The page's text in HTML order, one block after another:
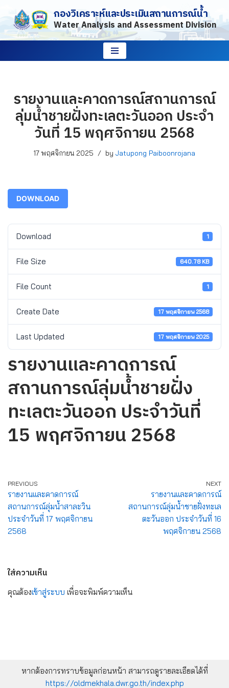
Skip
to
กองวิเคราะห์และประเมินสถานการณ์น้ำ
Water Analysis and Assessment Division
รายงานและคาดการณ์สถานการณ์
ลุ่มน้ำชายฝั่งทะเลตะวันออก ประจำ
วันที่ 15 พฤศจิกายน 2568
17 พฤศจิกายน 2025 by Jatupong Paiboonrojana
DOWNLOAD
Download 1
File Size 640.78 KB
File Count 1
Create Date 17 พฤศจิกายน 2568
Last Updated 17 พฤศจิกายน 2025
รายงานและคาดการณ์
สถานการณ์ลุ่มน้ำชายฝั่ง
ทะเลตะวันออก ประจำวันที่
15 พฤศจิกายน 2568
PREVIOUS
รายงานและคาดการณ์
สถานการณ์ลุ่มน้ำสาละวิน
ประจำวันที่ 17 พฤศจิกายน
2568
NEXT
รายงานและคาดการณ์
สถานการณ์ลุ่มน้ำชายฝั่งทะเล
ตะวันออก ประจำวันที่ 16
พฤศจิกายน 2568
ใส่ความเห็น
คุณต้องเข้าสู่ระบบ เพื่อจะพิมพ์ความเห็น
หากต้องการทราบข้อมูลก่อนหน้า สามารถดูรายละเอียดได้ที่
https://oldmekhala.dwr.go.th/index.php